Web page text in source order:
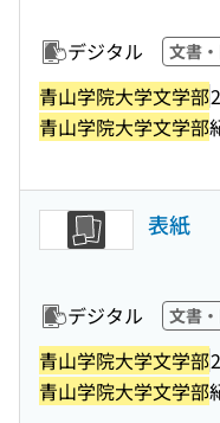
デジタル 文書
青山学院大学文学部
青山学院大学文学部
表紙
デジタル 文書
青山学院大学文学部
青山学院大学文学部